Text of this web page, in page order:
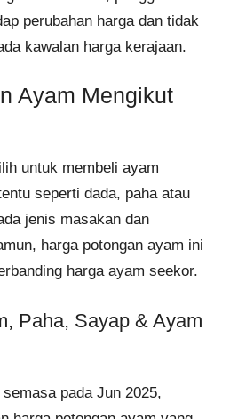
perubahan harga dan tidak
kawalan harga kerajaan.
Ayam Mengikut
untuk membeli ayam
seperti dada, paha atau
jenis masakan dan
harga potongan ayam ini
harga ayam seekor.
Paha, Sayap & Ayam
pada Jun 2025,